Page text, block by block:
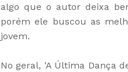
algo que o autor deixa
porém ele buscou as
jovem.
No geral, 'A Última Dança